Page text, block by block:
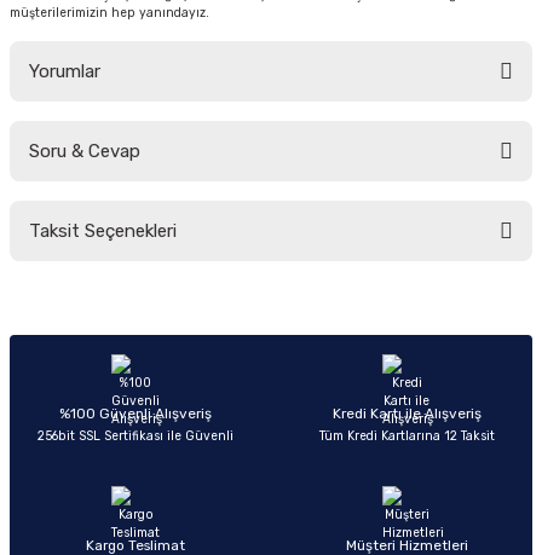
müşterilerimizin hep yanındayız.
Yorumlar
Soru & Cevap
Taksit Seçenekleri
%100 Güvenli Alışveriş
256bit SSL Sertifikası ile Güvenli
Kredi Kartı ile Alışveriş
Tüm Kredi Kartlarına 12 Taksit
Kargo Teslimat Müşteri Hizmetleri